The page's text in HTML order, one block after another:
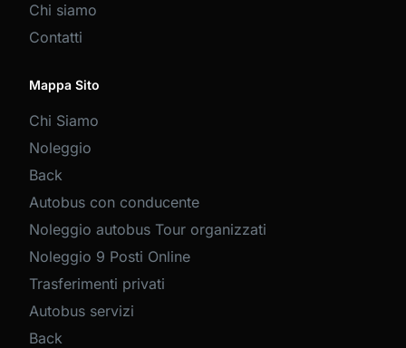
Chi siamo
Contatti
Mappa Sito
Chi Siamo
Noleggio
Back
Autobus con conducente
Noleggio autobus Tour organizzati
Noleggio 9 Posti Online
Trasferimenti privati
Autobus servizi
Back